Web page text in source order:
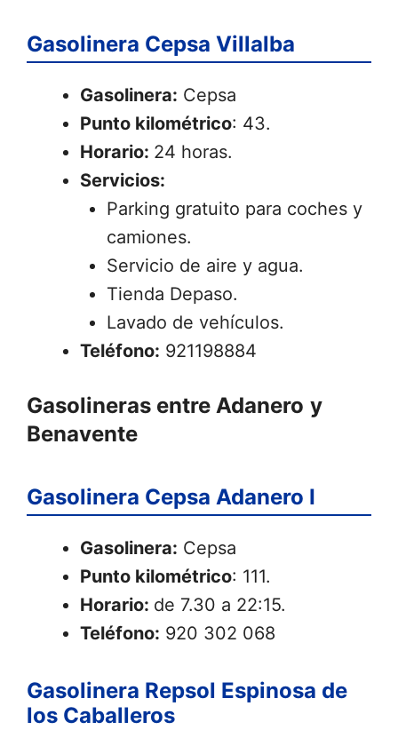
Gasolinera Cepsa Villalba
Gasolinera: Cepsa
Punto kilométrico: 43.
Horario: 24 horas.
Servicios:
Parking gratuito para coches y
camiones.
Servicio de aire y agua.
Tienda Depaso.
Lavado de vehículos.
Teléfono: 921198884
Gasolineras entre Adanero y
Benavente
Gasolinera Cepsa Adanero I
Gasolinera: Cepsa
Punto kilométrico: 111.
Horario: de 7.30 a 22:15.
Teléfono: 920 302 068
Gasolinera Repsol Espinosa de
los Caballeros